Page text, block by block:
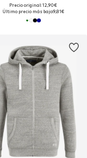
Precio original: 12,90€
Último precio más bajo:9,81€